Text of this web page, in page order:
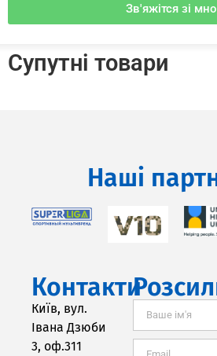
Зв'яжітся зі
Супутні товари
Наші
Контакти
Київ, вул.
Івана Дзюби
3, оф.311